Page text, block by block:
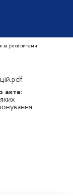
за реквізитами
акта: